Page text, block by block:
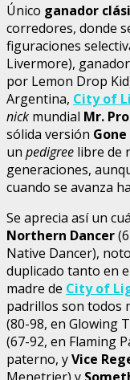
Único ganador
corredores, donde
figuraciones
Livermore),
por Lemon Drop
Argentina, City of
nick mundial Mr.
sólida versión
un pedigree libre de
generaciones,
cuando se avanza
Se aprecia así un
Northern Dancer
Native Dancer),
duplicado tanto en
madre de City of
padrillos son todos
(80-98, en Glowing
(67-92, en Flaming
paterno, yVice